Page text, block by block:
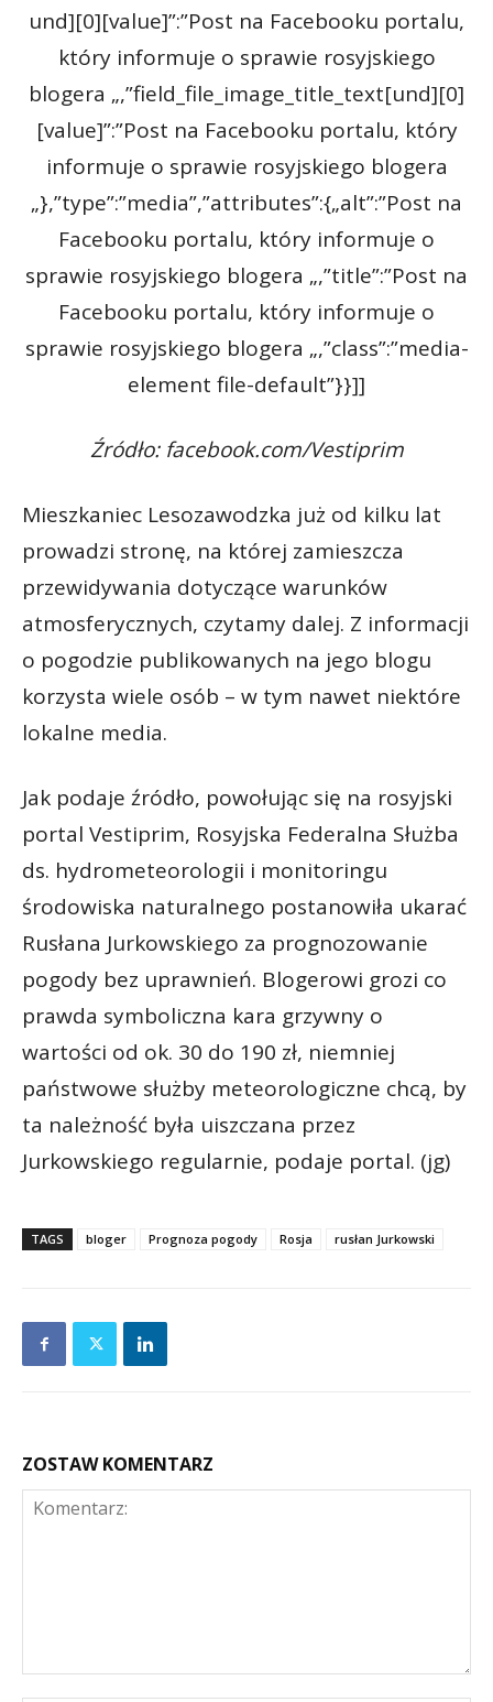
und][0][value]”:”Post na Facebooku portalu,
który informuje o sprawie rosyjskiego
blogera „,”field_file_image_title_text[und][0]
[value]”:”Post na Facebooku portalu, który
informuje o sprawie rosyjskiego blogera
„},”type”:”media”,”attributes”:{„alt”:”Post na
Facebooku portalu, który informuje o
sprawie rosyjskiego blogera „,”title”:”Post na
Facebooku portalu, który informuje o
sprawie rosyjskiego blogera „,”class”:”media-
element file-default”}}]]
Źródło: facebook.com/Vestiprim
Mieszkaniec Lesozawodzka już od kilku lat
prowadzi stronę, na której zamieszcza
przewidywania dotyczące warunków
atmosferycznych, czytamy dalej. Z informacji
o pogodzie publikowanych na jego blogu
korzysta wiele osób – w tym nawet niektóre
lokalne media.
Jak podaje źródło, powołując się na rosyjski
portal Vestiprim, Rosyjska Federalna Służba
ds. hydrometeorologii i monitoringu
środowiska naturalnego postanowiła ukarać
Rusłana Jurkowskiego za prognozowanie
pogody bez uprawnień. Blogerowi grozi co
prawda symboliczna kara grzywny o
wartości od ok. 30 do 190 zł, niemniej
państwowe służby meteorologiczne chcą, by
ta należność była uiszczana przez
Jurkowskiego regularnie, podaje portal. (jg)
TAGS bloger Prognoza pogody Rosja rusłan Jurkowski
ZOSTAW KOMENTARZ